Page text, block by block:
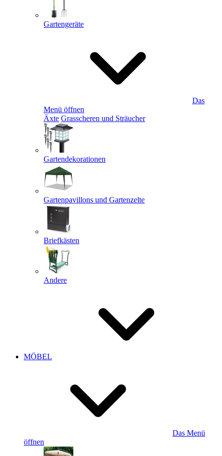
Gartengeräte
Das
Menü öffnen
Äxte Grasscheren und Sträucher
Gartendekorationen
Gartenpavillons und Gartenzelte
Briefkästen
Andere
MÖBEL
Das Menü
öffnen